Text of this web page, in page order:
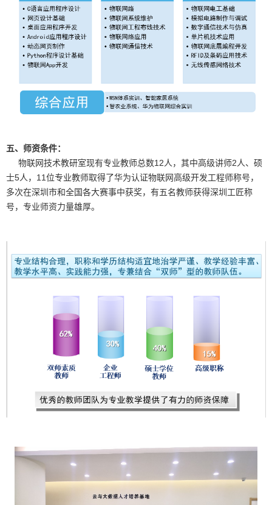
五、师资条件：
物联网技术教研室现有专业教师总数12人，其中高级讲师2人、硕
士5人，11位专业教师取得了华为认证物联网高级开发工程师称号，
多次在深圳市和全国各大赛事中获奖，有五名教师获得深圳工匠称
号，专业师资力量雄厚。